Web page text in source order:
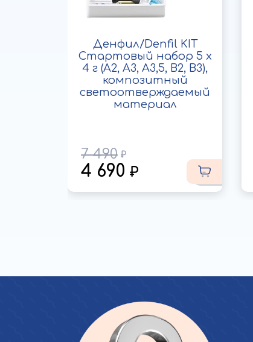
Денфил/Denfil KIT
Стартовый набор 5 х
4 г (A2, A3, A3,5, B2, B3),
композитный
светоотверждаемый
материал
7 490
4 690